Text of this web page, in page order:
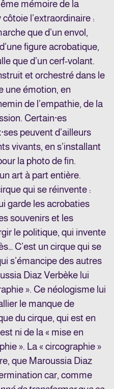
mémoire de la
l’extraordinaire :
que d’un envol,
figure acrobatique,
que d’un cerf-volant.
et orchestré dans le
une émotion, en
de l’empathie, de la
Certain·es
peuvent d’ailleurs
vivants, en s’installant
la photo de fin.
art à part entière.
qui se réinvente :
garde les acrobaties
souvenirs et les
le politique, qui invente
C’est un cirque qui se
s’émancipe des autres
Diaz Verbèke lui
». Ce néologisme lui
le manque de
du cirque, qui est en
ni de la « mise en
». La « circographie »
que Maroussia Diaz
car, comme